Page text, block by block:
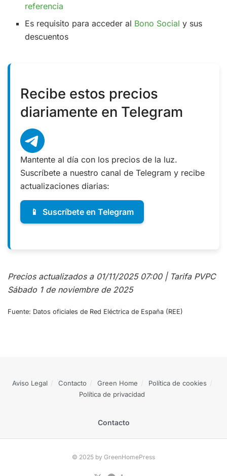
referencia
Es requisito para acceder al Bono Social y sus
descuentos
Recibe estos precios
diariamente en Telegram
Mantente al día con los precios de la luz.
Suscríbete a nuestro canal de Telegram y recibe
actualizaciones diarias:
📱 Suscríbete en Telegram
Precios actualizados a 01/11/2025 07:00 | Tarifa PVPC
Sábado 1 de noviembre de 2025
Fuente: Datos oficiales de Red Eléctrica de España (REE)
Aviso Legal Contacto Green Home
Política de cookies
Política de privacidad
Contacto
© 2025 by GreenHomePress